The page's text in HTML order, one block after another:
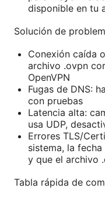
disponible en tu
Solución de
Conexión caída
archivo .ovpn
OpenVPN
Fugas de DNS:
con pruebas
Latencia alta:
usa UDP,
Errores TLS/
sistema, la
y que el archivo
Tabla rápida de